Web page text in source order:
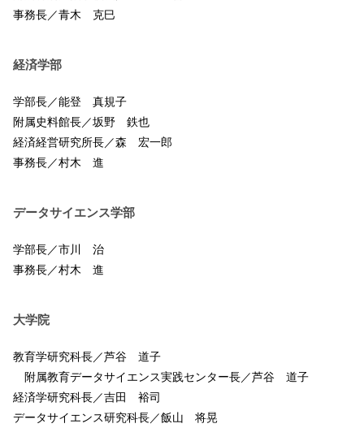
事務長／青木 克巳
経済学部
学部長／能登 真規子
附属史料館長／坂野 鉄也
経済経営研究所長／森 宏一郎
事務長／村木 進
データサイエンス学部
学部長／市川 治
事務長／村木 進
大学院
教育学研究科長／芦谷 道子
附属教育データサイエンス実践センター長／芦谷 道子
経済学研究科長／吉田 裕司
データサイエンス研究科長／飯山 将晃